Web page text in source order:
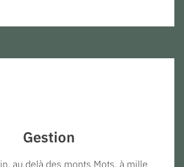
Gestion
au delà des monts Mots, à mille